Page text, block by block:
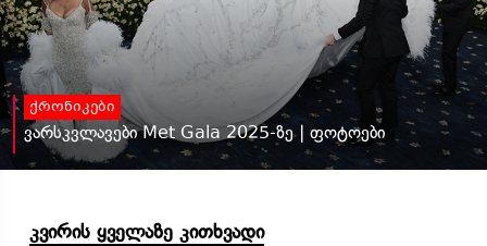
ქრონიკები
ვარსკვლავები Met Gala 2025-ზე | ფოტოები
კვირის ყველაზე კითხვადი